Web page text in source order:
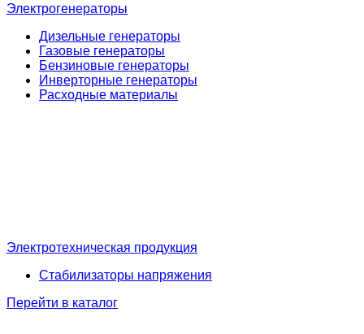
Электрогенераторы
Дизельные генераторы
Газовые генераторы
Бензиновые генераторы
Инверторные генераторы
Расходные материалы
Электротехническая продукция
Стабилизаторы напряжения
Перейти в каталог